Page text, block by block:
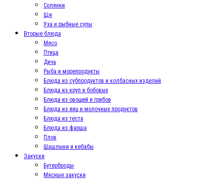
Солянки
Щи
Уха и рыбные супы
Вторые блюда
Мясо
Птица
Дичь
Рыба и морепродукты
Блюда из субпродуктов и колбасных изделий
Блюда из круп и бобовых
Блюда из овощей и грибов
Блюда из яиц и молочных продуктов
Блюда из теста
Блюда из фарша
Плов
Шашлыки и кебабы
Закуски
Бутерброды
Мясные закуски